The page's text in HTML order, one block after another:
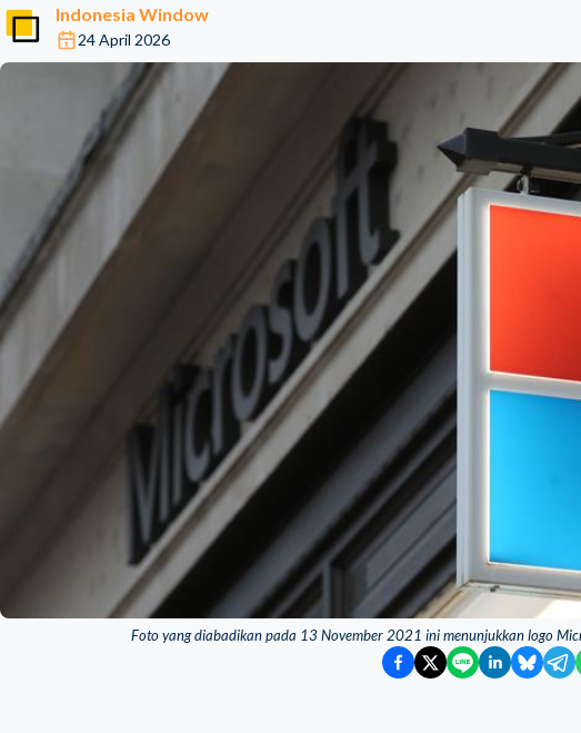
Indonesia Window
24 April 2026
Foto yang diabadikan pada 13 November 2021 ini menunjukkan logo